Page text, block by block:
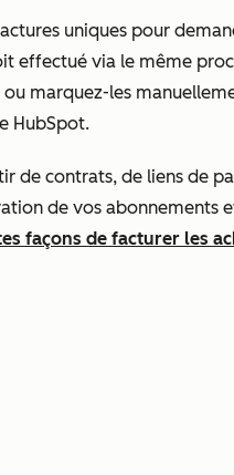
uniques pour
effectué via le même
marquez-les
HubSpot.
de contrats, de liens de
de vos abonnements
façons de facturer les